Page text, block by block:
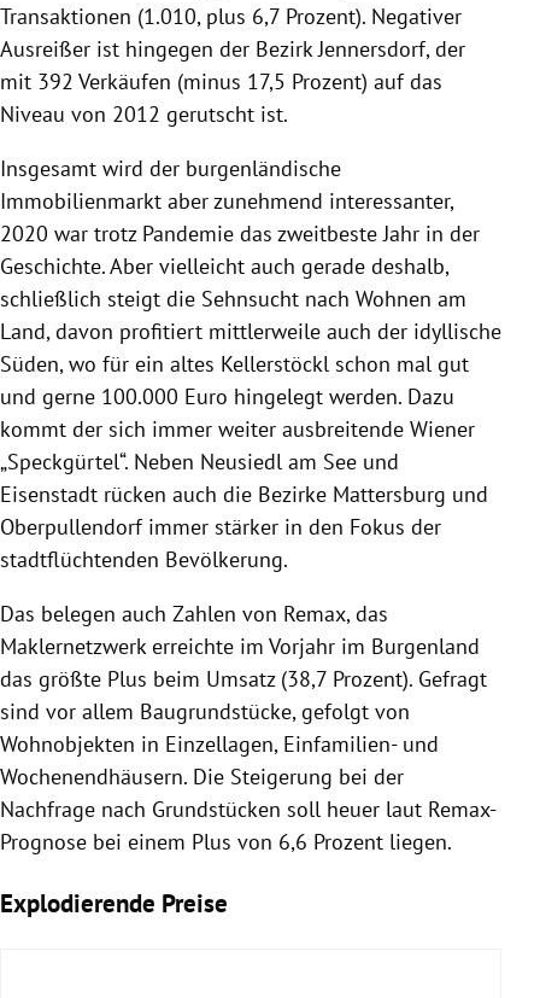
Transaktionen (1.010, plus 6,7 Prozent). Negativer
Ausreißer ist hingegen der Bezirk Jennersdorf, der
mit 392 Verkäufen (minus 17,5 Prozent) auf das
Niveau von 2012 gerutscht ist.
Insgesamt wird der burgenländische
Immobilienmarkt aber zunehmend interessanter,
2020 war trotz Pandemie das zweitbeste Jahr in der
Geschichte. Aber vielleicht auch gerade deshalb,
schließlich steigt die Sehnsucht nach Wohnen am
Land, davon profitiert mittlerweile auch der idyllische
Süden, wo für ein altes Kellerstöckl schon mal gut
und gerne 100.000 Euro hingelegt werden. Dazu
kommt der sich immer weiter ausbreitende Wiener
„Speckgürtel“. Neben Neusiedl am See und
Eisenstadt rücken auch die Bezirke Mattersburg und
Oberpullendorf immer stärker in den Fokus der
stadtflüchtenden Bevölkerung.
Das belegen auch Zahlen von Remax, das
Maklernetzwerk erreichte im Vorjahr im Burgenland
das größte Plus beim Umsatz (38,7 Prozent). Gefragt
sind vor allem Baugrundstücke, gefolgt von
Wohnobjekten in Einzellagen, Einfamilien- und
Wochenendhäusern. Die Steigerung bei der
Nachfrage nach Grundstücken soll heuer laut Remax-
Prognose bei einem Plus von 6,6 Prozent liegen.
Explodierende Preise